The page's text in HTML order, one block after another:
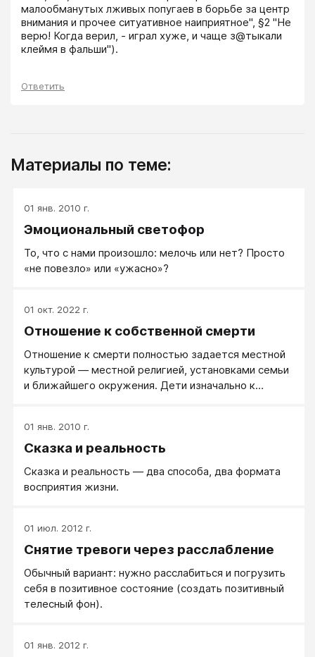
малообманутых лживых попугаев в борьбе за центр
внимания и прочее ситуативное наиприятное", §2 "Не
верю! Когда верил, - играл хуже, и чаще з@тыкали
клеймя в фальши").
Ответить
Материалы по теме:
01 янв. 2010 г.
Эмоциональный светофор
То, что с нами произошло: мелочь или нет? Просто
«не повезло» или «ужасно»?
01 окт. 2022 г.
Отношение к собственной смерти
Отношение к смерти полностью задается местной
культурой — местной религией, установками семьи
и ближайшего окружения. Дети изначально к
01 янв. 2010 г.
Сказка и реальность
Сказка и реальность — два способа, два формата
восприятия жизни.
01 июл. 2012 г.
Снятие тревоги через расслабление
Обычный вариант: нужно расслабиться и погрузить
себя в позитивное состояние (создать позитивный
телесный фон​).
01 янв. 2012 г.